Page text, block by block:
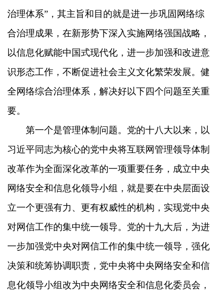
治理体系”，其主旨和目的就是进一步巩固网络综
合治理成果，在新形势下深入实施网络强国战略，
以信息化赋能中国式现代化，进一步加强和改进意
识形态工作，不断促进社会主义文化繁荣发展。健
全网络综合治理体系，解决好以下四个问题至关重
要。
第一个是管理体制问题。党的十八大以来，以
习近平同志为核心的党中央将互联网管理领导体制
改革作为全面深化改革的一项重要任务，成立中央
网络安全和信息化领导小组，就是要在中央层面设
立一个更强有力、更有权威性的机构，实现党中央
对网信工作的集中统一领导。党的十九大后，为进
一步加强党中央对网信工作的集中统一领导，强化
决策和统筹协调职责，党中央将中央网络安全和信
息化领导小组改为中央网络安全和信息化委员会，